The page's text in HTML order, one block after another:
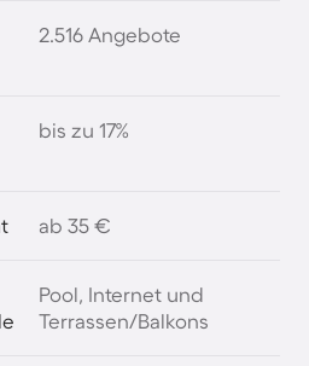
2.516 Angebote
bis zu 17%
ab 35 €
Pool, Internet und
Terrassen/Balkons